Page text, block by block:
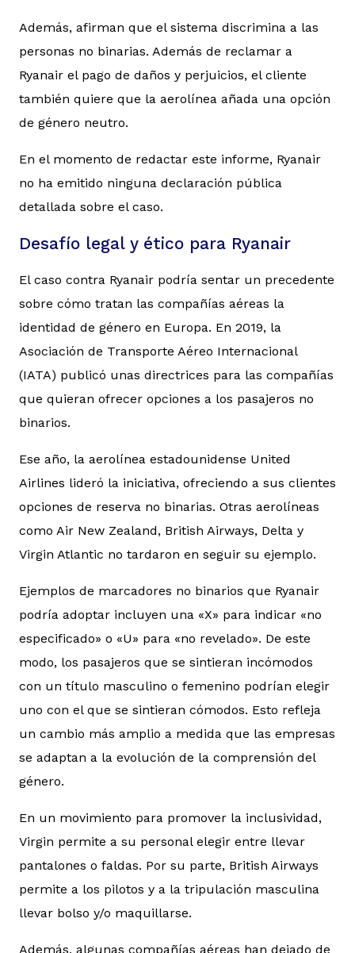
Además, afirman que el sistema discrimina a las
personas no binarias. Además de reclamar a
Ryanair el pago de daños y perjuicios, el cliente
también quiere que la aerolínea añada una opción
de género neutro.
En el momento de redactar este informe, Ryanair
no ha emitido ninguna declaración pública
detallada sobre el caso.
Desafío legal y ético para Ryanair
El caso contra Ryanair podría sentar un precedente
sobre cómo tratan las compañías aéreas la
identidad de género en Europa. En 2019, la
Asociación de Transporte Aéreo Internacional
(IATA) publicó unas directrices para las compañías
que quieran ofrecer opciones a los pasajeros no
binarios.
Ese año, la aerolínea estadounidense United
Airlines lideró la iniciativa, ofreciendo a sus clientes
opciones de reserva no binarias. Otras aerolíneas
como Air New Zealand, British Airways, Delta y
Virgin Atlantic no tardaron en seguir su ejemplo.
Ejemplos de marcadores no binarios que Ryanair
podría adoptar incluyen una «X» para indicar «no
especificado» o «U» para «no revelado». De este
modo, los pasajeros que se sintieran incómodos
con un título masculino o femenino podrían elegir
uno con el que se sintieran cómodos. Esto refleja
un cambio más amplio a medida que las empresas
se adaptan a la evolución de la comprensión del
género.
En un movimiento para promover la inclusividad,
Virgin permite a su personal elegir entre llevar
pantalones o faldas. Por su parte, British Airways
permite a los pilotos y a la tripulación masculina
llevar bolso y/o maquillarse.
Además, algunas compañías aéreas han dejado de